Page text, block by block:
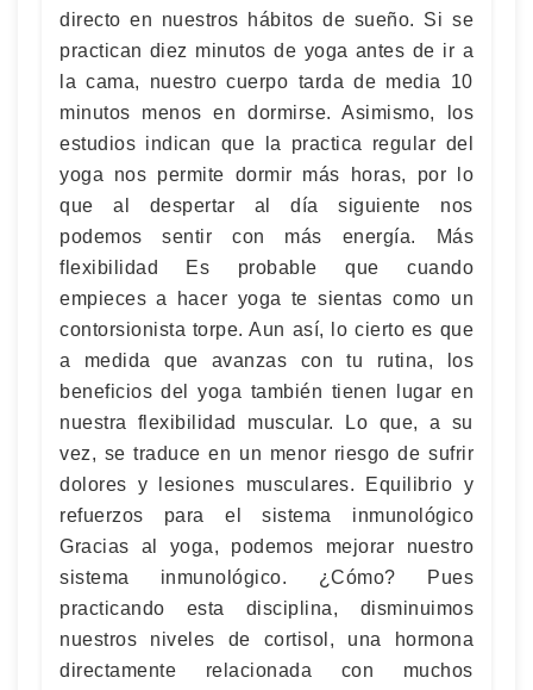
directo en nuestros hábitos de sueño. Si se
practican diez minutos de yoga antes de ir a
la cama, nuestro cuerpo tarda de media 10
minutos menos en dormirse. Asimismo, los
estudios indican que la practica regular del
yoga nos permite dormir más horas, por lo
que al despertar al día siguiente nos
podemos sentir con más energía. Más
flexibilidad Es probable que cuando
empieces a hacer yoga te sientas como un
contorsionista torpe. Aun así, lo cierto es que
a medida que avanzas con tu rutina, los
beneficios del yoga también tienen lugar en
nuestra flexibilidad muscular. Lo que, a su
vez, se traduce en un menor riesgo de sufrir
dolores y lesiones musculares. Equilibrio y
refuerzos para el sistema inmunológico
Gracias al yoga, podemos mejorar nuestro
sistema inmunológico. ¿Cómo? Pues
practicando esta disciplina, disminuimos
nuestros niveles de cortisol, una hormona
directamente relacionada con muchos